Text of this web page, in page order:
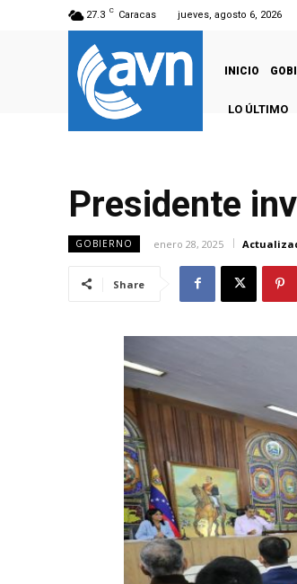
27.3 C Caracas jueves, agosto 6, 2026
INICIO
LO ÚLTIMO
Presidente
GOBIERNO enero 28, 2025
Share